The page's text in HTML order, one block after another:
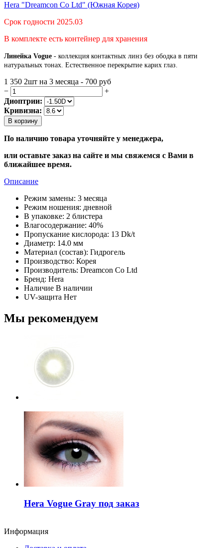
Hera "Dreamcon Co Ltd" (Южная Корея)
Срок годности 2025.03
В комплекте есть контейнер для хранения
Линейка Vogue - коллекция контактных линз без ободка в пяти
натуральных тонах. Естественное перекрытие карих глаз.
1 350 2шт на 3 месяца - 700 руб
−
+
Диоптрии:
Кривизна:
В корзину
По наличию товара уточняйте у менеджера,
или оставьте заказ на сайте и мы свяжемся с Вами в
ближайшее время.
Описание
Режим замены: 3 месяца
Режим ношения: дневной
В упаковке: 2 блистера
Влагосодержание: 40%
Пропускание кислорода: 13 Dk/t
Диаметр: 14.0 мм
Материал (состав): Гидрогель
Производство: Корея
Производитель: Dreamcon Co Ltd
Бренд: Hera
Наличие В наличии
UV-защита Нет
Мы рекомендуем
Hera Vogue Gray под заказ
Информация